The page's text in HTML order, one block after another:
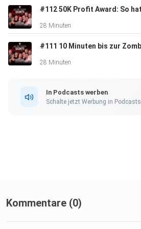
28 Minuten
28 Minuten
In Podcasts werben
Schalte jetzt Werbung in Podcasts.
Kommentare (0)